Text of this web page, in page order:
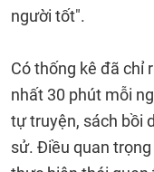
người tốt".
Có thống kê đã chỉ
nhất 30 phút mỗi
tự truyện, sách bồi
sử. Điều quan